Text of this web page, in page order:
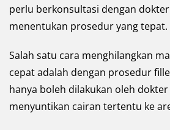
perlu berkonsultasi dengan
menentukan prosedur yang tepat.
Salah satu cara menghilangkan
cepat adalah dengan prosedur
hanya boleh dilakukan oleh
menyuntikan cairan tertentu ke